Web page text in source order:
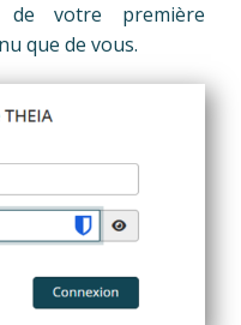
de votre première
que de vous.